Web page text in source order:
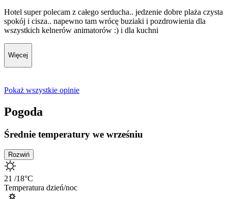
Hotel super polecam z całego serducha.. jedzenie dobre plaża czysta
spokój i cisza.. napewno tam wrócę buziaki i pozdrowienia dla
wszystkich kelnerów animatorów :) i dla kuchni
Więcej
Pokaż wszystkie opinie
Pogoda
Średnie temperatury we wrześniu
Rozwiń
21 /18°C
Temperatura dzień/noc